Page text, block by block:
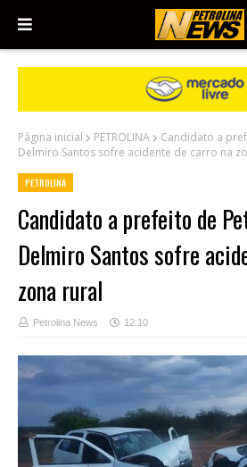
Página inicial PETROLINA
Candidato a
Delmiro Santos sofre acidente de carro na
PETROLINA
Candidato a prefeito de
Delmiro Santos sofre
zona rural
Petrolina News 12:10